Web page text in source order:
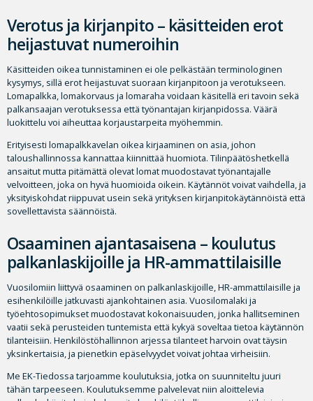
Verotus ja kirjanpito – käsitteiden erot
heijastuvat numeroihin
Käsitteiden oikea tunnistaminen ei ole pelkästään terminologinen
kysymys, sillä erot heijastuvat suoraan kirjanpitoon ja verotukseen.
Lomapalkka, lomakorvaus ja lomaraha voidaan käsitellä eri tavoin sekä
palkansaajan verotuksessa että työnantajan kirjanpidossa. Väärä
luokittelu voi aiheuttaa korjaustarpeita myöhemmin.
Erityisesti lomapalkkavelan oikea kirjaaminen on asia, johon
taloushallinnossa kannattaa kiinnittää huomiota. Tilinpäätöshetkellä
ansaitut mutta pitämättä olevat lomat muodostavat työnantajalle
velvoitteen, joka on hyvä huomioida oikein. Käytännöt voivat vaihdella, ja
yksityiskohdat riippuvat usein sekä yrityksen kirjanpitokäytännöistä että
sovellettavista säännöistä.
Osaaminen ajantasaisena – koulutus
palkanlaskijoille ja HR-ammattilaisille
Vuosilomiin liittyvä osaaminen on palkanlaskijoille, HR-ammattilaisille ja
esihenkilöille jatkuvasti ajankohtainen asia. Vuosilomalaki ja
työehtosopimukset muodostavat kokonaisuuden, jonka hallitseminen
vaatii sekä perusteiden tuntemista että kykyä soveltaa tietoa käytännön
tilanteisiin. Henkilöstöhallinnon arjessa tilanteet harvoin ovat täysin
yksinkertaisia, ja pienetkin epäselvyydet voivat johtaa virheisiin.
Me EK-Tiedossa tarjoamme koulutuksia, jotka on suunniteltu juuri
tähän tarpeeseen. Koulutuksemme palvelevat niin aloittelevia